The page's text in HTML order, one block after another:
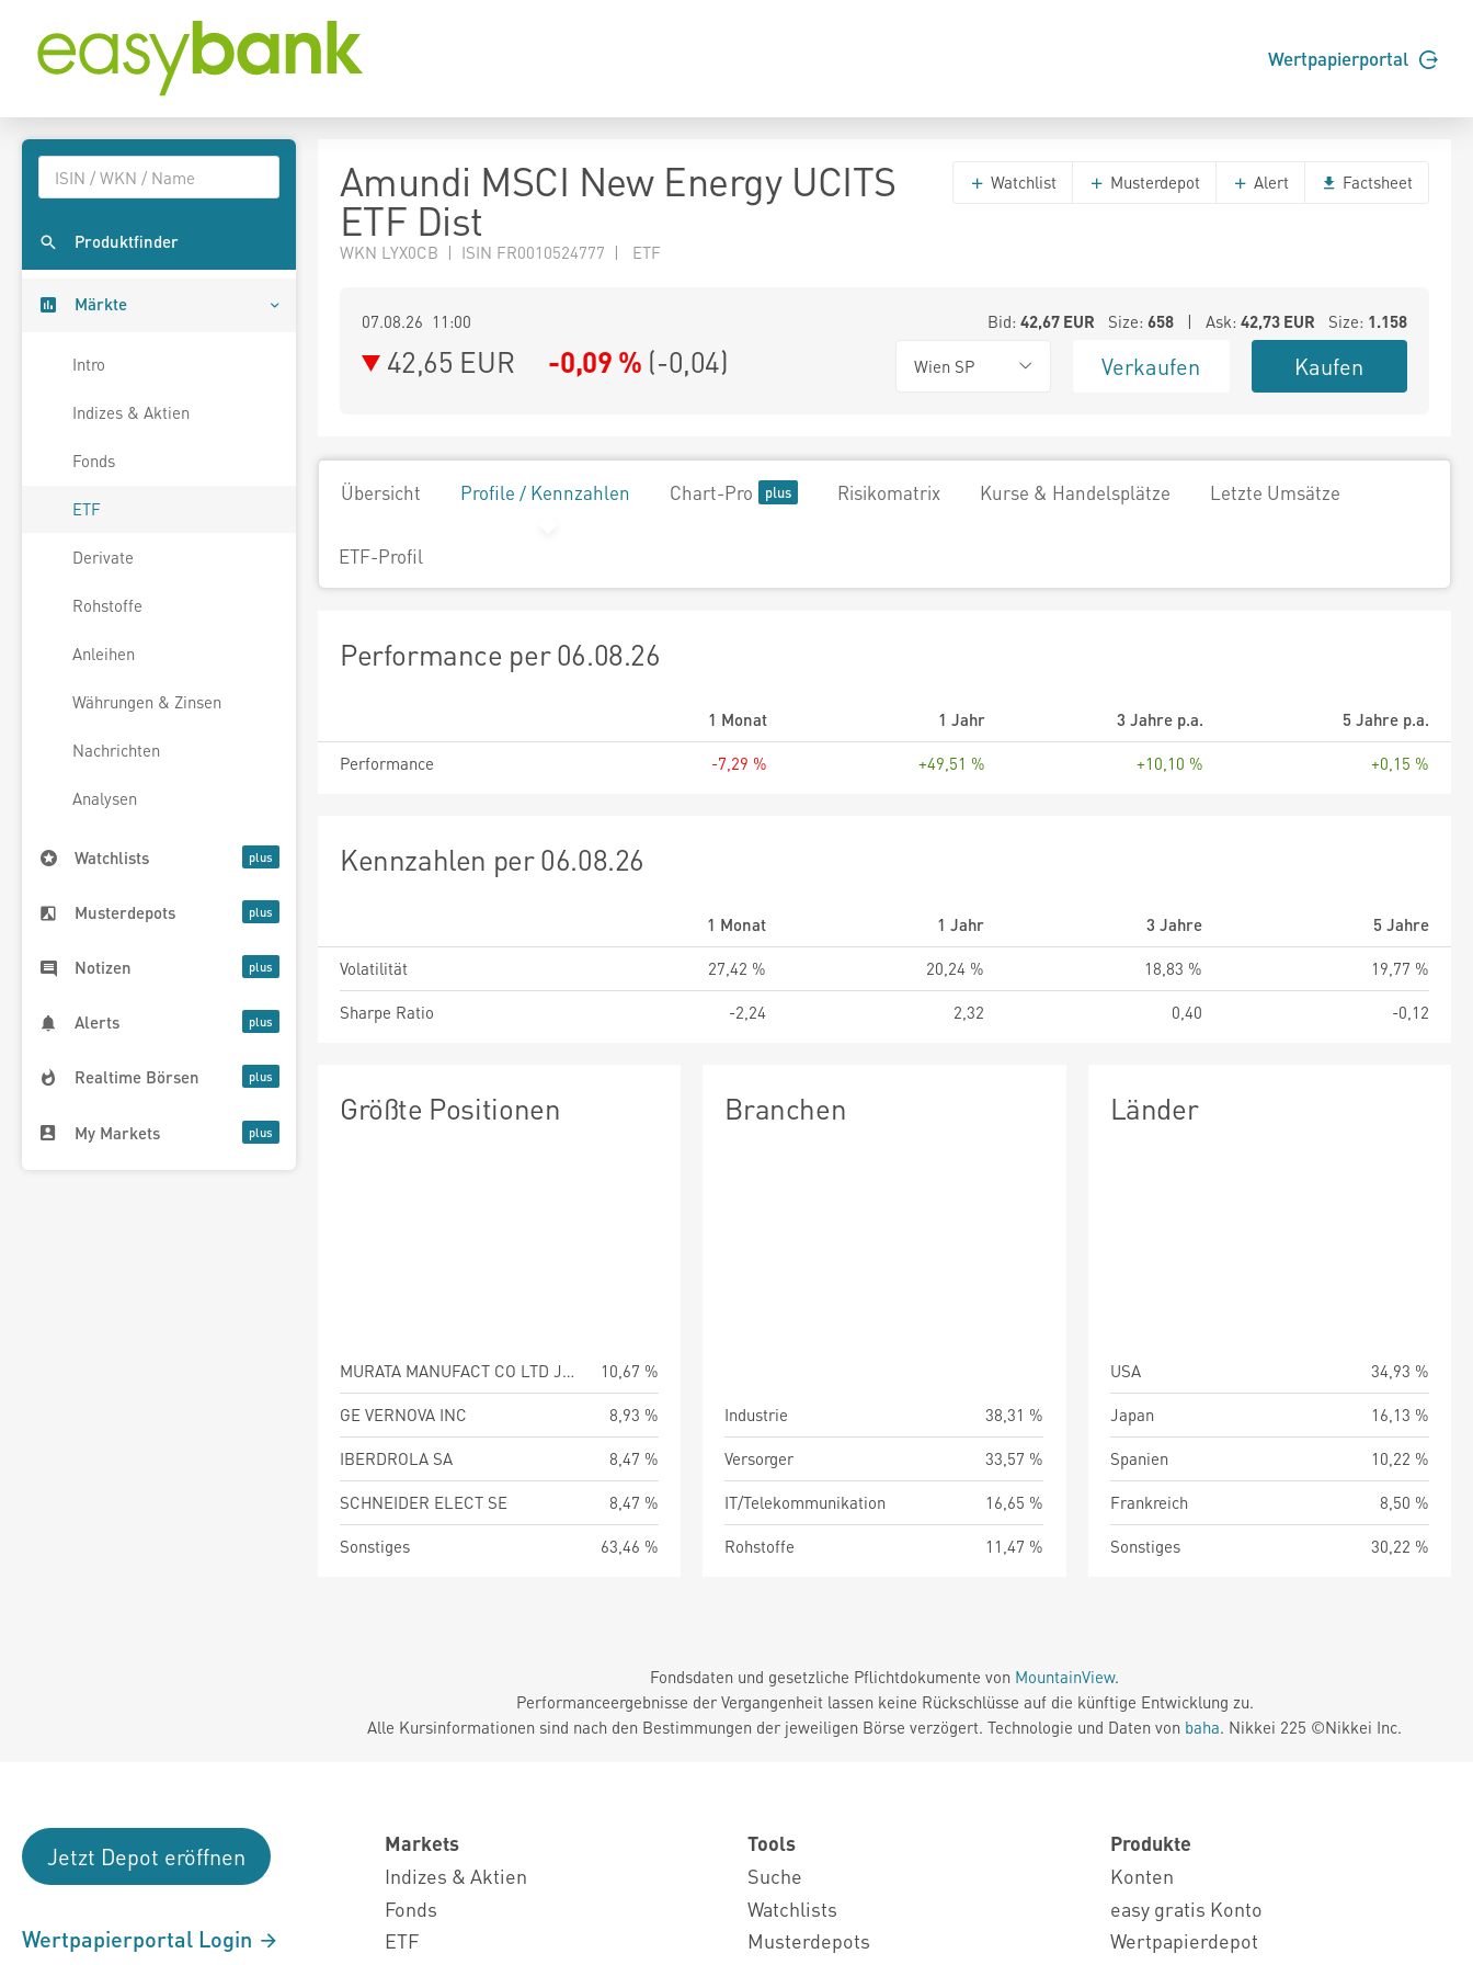
Wertpapierportal
Produktfinder
Märkte
Intro
Indizes & Aktien
Fonds
ETF
Derivate
Rohstoffe
Anleihen
Währungen & Zinsen
Nachrichten
Analysen
Watchlists
Musterdepots
Notizen
Alerts
Realtime Börsen
My Markets
Amundi MSCI New Energy UCITS
ETF Dist
WKN LYX0CB | ISIN FR0010524777 | ETF
Watchlist Musterdepot Alert Factsheet
07.08.26 11:00 Bid: 42,67EUR Size: 658| Ask: 42,73EUR Size: 1.158
42,65 EUR -0,09 % (-0,04) Wien SP Verkaufen Kaufen
Übersicht Profile / Kennzahlen Chart-Pro Risikomatrix Kurse & Handelsplätze Letzte Umsätze
ETF-Profil
Performance per 06.08.26
1 Monat 1 Jahr 3 Jahre p.a.
5 Jahre p.a.
Performance
-7,29 % +49,51 % +10,10 % +0,15 %
Kennzahlen per 06.08.26
1 Monat 1 Jahr 3 Jahre
5 Jahre
Volatilität
27,42 % 20,24 % 18,83 %
19,77 %
Sharpe Ratio
-2,24 2,32 0,40 -0,12
Größte Positionen
MURATA MANUFACT CO LTD JPY50
10,67 %
GE VERNOVA INC
8,93 %
IBERDROLA SA
8,47 %
SCHNEIDER ELECT SE
8,47 %
Sonstiges
63,46 %
Branchen
Industrie
38,31 %
Versorger
33,57 %
IT/Telekommunikation
16,65 %
Rohstoffe
11,47 %
Länder
USA
34,93 %
Japan
16,13 %
Spanien
10,22 %
Frankreich
8,50 %
Sonstiges
30,22 %
Fondsdaten und gesetzliche Pflichtdokumente von MountainView.
Performanceergebnisse der Vergangenheit lassen keine Rückschlüsse auf die künftige Entwicklung zu.
Alle Kursinformationen sind nach den Bestimmungen der jeweiligen Börse verzögert. Technologie und Daten von baha. Nikkei 225 ©Nikkei Inc.
Jetzt Depot eröffnen
Wertpapierportal Login
Markets
Indizes & Aktien
Fonds
ETF
Tools
Suche
Watchlists
Musterdepots
Produkte
Konten
easy gratis Konto
Wertpapierdepot